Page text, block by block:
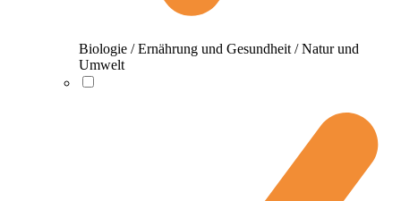
Biologie / Ernährung und Gesundheit / Natur und
Umwelt